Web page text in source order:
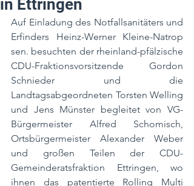
in Ettringen
Auf Einladung des Notfallsanitäters und
Erfinders Heinz-Werner Kleine-Natrop
sen. besuchten der rheinland-pfälzische
CDU-Fraktionsvorsitzende Gordon
Schnieder und die
Landtagsabgeordneten Torsten Welling
und Jens Münster begleitet von VG-
Bürgermeister Alfred Schomisch,
Ortsbürgermeister Alexander Weber
und großen Teilen der CDU-
Gemeinderatsfraktion Ettringen, wo
ihnen das patentierte Rolling Multi